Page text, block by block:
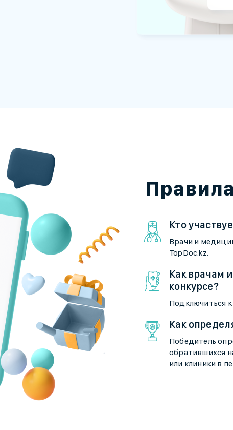
Кто
Врачи и
TopDoc.kz.
Как врачам
конкурсе?
Подключиться к
Как
Победитель
обратившихся
или клиники в